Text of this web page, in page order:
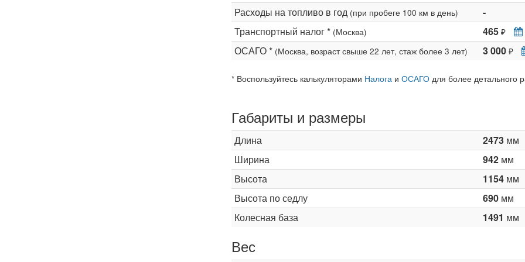
Расходы на топливо в год (при пробеге 100 км в день)
-
Транспортный налог * (Москва) 465 ₽
ОСАГО * (Москва, возраст свыше 22 лет, стаж более 3 лет) 3 000 ₽
* Воспользуйтесь калькуляторами Налогаи ОСАГОдля более детального
Габариты и размеры
Длина 2473мм
Ширина
942мм
Высота
1154мм
Высота по седлу
690мм
Колесная база
1491 мм
Вес